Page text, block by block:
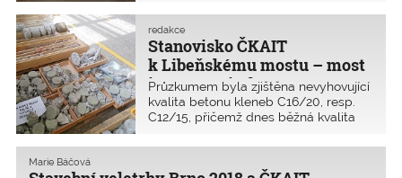
musela být stejně odstraněna
a zhotovena nová. Oprava původních
částí by měla mnohem menší
trvanlivost než výstavba mostu
nového a zároveň s mnohem vyššími
náklady na údržbu opraveného mostu.
Stanovisko ČKAIT
k Libeňskému mostu – most
je neopravitelný
redakce
Průzkumem byla zjištěna nevyhovující
kvalita betonu kleneb C16/20, resp.
C12/15, přičemž dnes běžná kvalita
minimálně C 30/37, tedy dva a půl
Marie Báčová